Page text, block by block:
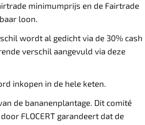
minimumprijs en de Fairtrade
loon.
wordt al gedicht via de 30% cash
verschil aangevuld via deze
inkopen in de hele keten.
de bananenplantage. Dit comité
FLOCERT garandeert dat de